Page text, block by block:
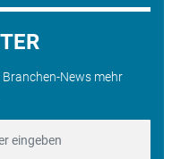
News mehr